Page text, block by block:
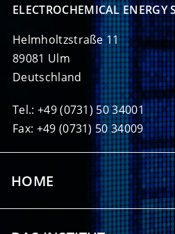
ELECTROCHEMICAL ENERGY
Helmholtzstraße 11
89081 Ulm
Deutschland
Tel.: +49 (0731) 50 34001
Fax: +49 (0731) 50 34009
HOME